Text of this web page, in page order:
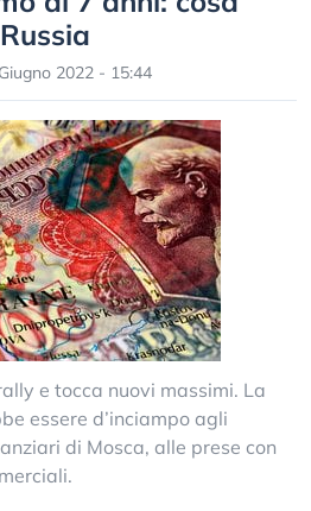
2022 - 15:44
e tocca nuovi massimi. La
essere d’inciampo agli
di Mosca, alle prese con